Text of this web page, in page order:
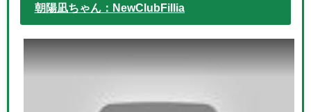
朝陽凪ちゃん：NewClubFillia